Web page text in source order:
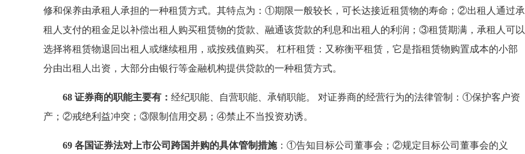
修和保养由承租人承担的一种租赁方式。其特点为：①期限一般较长，可长达接近租赁物的寿命；②出租人通过承
租人支付的租金足以补偿出租人购买租赁物的货款、融通该货款的利息和出租人的利润；③租赁期满，承租人可以
选择将租赁物退回出租人或继续租用，或按残值购买。 杠杆租赁：又称衡平租赁，它是指租赁物购置成本的小部
分由出租人出资，大部分由银行等金融机构提供贷款的一种租赁方式。
68 证券商的职能主要有： 经纪职能、自营职能、承销职能。 对证券商的经营行为的法律管制：①保护客户资
产；②戒绝利益冲突；③限制信用交易；④禁止不当投资劝诱。
69 各国证券法对上市公司跨国并购的具体管制措施：①告知目标公司董事会；②规定目标公司董事会的义